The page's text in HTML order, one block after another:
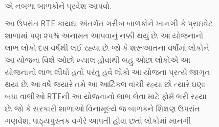
એ નબળા બાળકોને પ્રવેશ આપવો.
આ ઉપરાંત RTE કાયદા અંતર્ગત ગરીબ બાળકોને ખાનગી કે પ્રાઇવેટ
શાળામાં પણ ૨૫% અનામત આપવાનું નક્કી થયું છે. આ યોજનાનો
લાભ લોકો દસ વર્ષથી લઈ રહ્યા છે. જો કે શરૂઆતના વર્ષોમાં લોકોને
આ યોજના વિશે ઓછો ખ્યાલ હોવાથી બહુ ઓછા લોકોએ આ
યોજનાનો લાભ લીધો હતો પરંતુ હવે લોકો આ યોજના પ્રત્યે જાગૃત
થયા છે. આ વર્ષે જ્યારે તમે આ આર્ટિકલ વાંચી રહ્યા છો ત્યારે ઘણા
બધા વાલીઓ RTEની આ યોજનાનો લાભ લેવા માટે ફોર્મ ભરી રહ્યા
છે. જો કે સરકારી શાળાઓ વિનામૂલ્યે જ બાળકને શિક્ષણ ઉપરાંત
ગણવેશ, પાઠ્યપુસ્તક વગેરે આપતી હોવા છતાં લોકોમાં ખાનગી